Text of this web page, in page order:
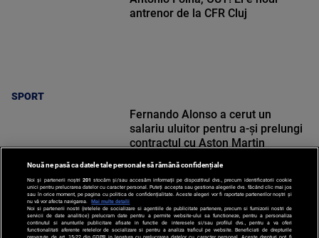
SPORT
antrenor de la CFR Cluj
SPORT
Fernando Alonso a cerut un
salariu uluitor pentru a-și prelungi
contractul cu Aston Martin
Nouă ne pasă ca datele tale personale să rămână confidențiale
Noi și partenerii noștri 201 stocăm și/sau accesăm informații pe dispozitivul dvs., precum identificatorii cookie
unici pentru prelucrarea datelor cu caracter personal. Puteți accepta sau gestiona alegerile dvs. făcând clic mai jos
sau în orice moment, pe pagina cu politica de confidențialitate. Aceste alegeri vor fi raportate partenerilor noștri și
nu vă vor afecta navigarea.
Mai multe detalii
Noi si partenerii nostri (retelele de socializare si agentiile de publicitate partenere, precum si furnizorii nostri de
servicii de date analitice) prelucram date pentru a permite website-ului sa functioneze, pentru a personaliza
continutul si anunturile publicitare afisate in functie de interesele si/sau profilul dvs., pentru a va oferi
functionalitati aferente retelelor de socializare si pentru a analiza traficul pe website. Beneficiati de drepturile
prevazute de art. 15-22 din GDPR in legatura cu prelucrarea datelor cu caracter personal. Aceste drepturi pot fi